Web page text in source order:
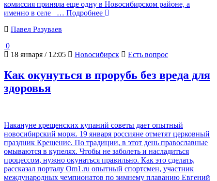
комиссия приняла еще одну в Новосибирском районе, а
именно в селе
… Подробнее
Павел Разуваев
0
18 января / 12:05
Новосибирск Есть вопрос
Как окунуться в прорубь без вреда для
здоровья
Накануне крещенских купаний советы дает опытный
новосибирский морж. 19 января россияне отметят церковный
праздник Крещение. По традиции, в этот день православные
омываются в купелях. Чтобы не заболеть и насладиться
процессом, нужно окунаться правильно. Как это сделать,
рассказал порталу Om1.ru опытный спортсмен, участник
международных чемпионатов по зимнему плаванию Евгений